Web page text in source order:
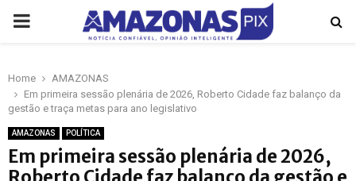
PRIMARY
Home
AMAZONAS
Em primeira sessão plenária de 2026, Roberto Cidade faz balanço da
gestão e traça metas para ano legislativo
AMAZONAS POLÍTICA
Em primeira sessão plenária de 2026,